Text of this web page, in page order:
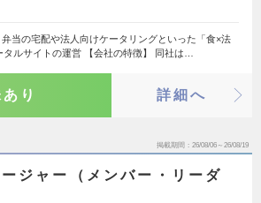
弁当の宅配や法人向けケータリングといった「食×法
タルサイトの運営 【会社の特徴】 同社は…
り 詳細へ
掲載期間 26/08/06～26/08/19
ジャー（メンバー・リーダ